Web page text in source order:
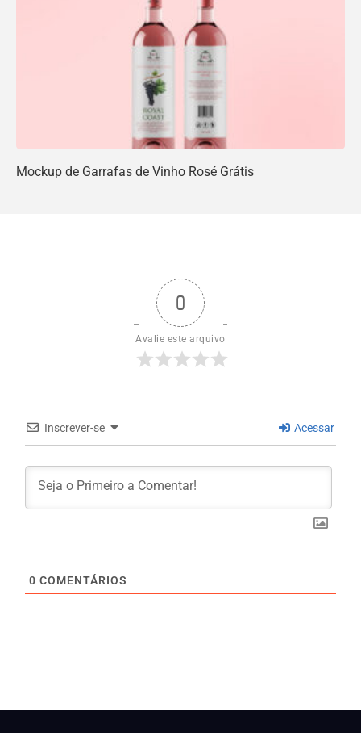
Mockup de Garrafas de Vinho Rosé Grátis
0
Avalie este arquivo
Inscrever-se Acessar
0 COMENTÁRIOS